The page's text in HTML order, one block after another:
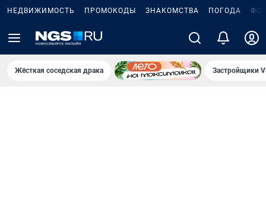
НЕДВИЖИМОСТЬ ПРОМОКОДЫ ЗНАКОМСТВА ПОГОДА
Жёсткая соседская драка Застройщики